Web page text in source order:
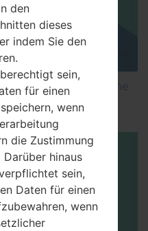
on LG Smartphone
UP?
den
dieses
indem Sie den
sein,
für einen
wenn
die Zustimmung
hinaus
sein,
Daten für einen
wenn